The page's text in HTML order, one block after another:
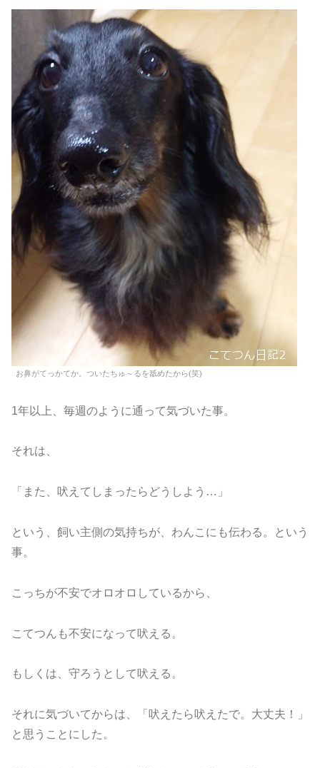
お鼻がてっかてか。ついたちゅ～るを舐めたから(笑)
1年以上、毎週のように通って気づいた事。
それは、
「また、吠えてしまったらどうしよう…」
という、飼い主側の気持ちが、わんこにも伝わる。という
事。
こっちが不安でオロオロしているから、
こてつんも不安になって吠える。
もしくは、守ろうとして吠える。
それに気づいてからは、「吠えたら吠えたで。大丈夫！」
と思うことにした。